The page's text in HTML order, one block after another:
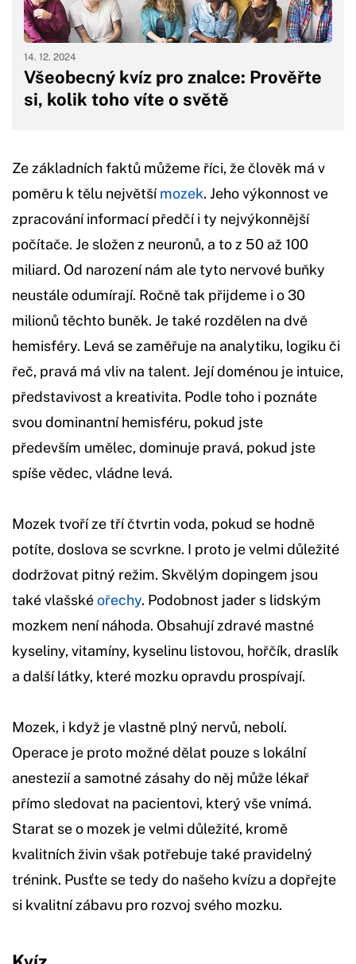
Všeobecný kvíz pro znalce: Prověřte
si, kolik toho víte o světě
14. 12. 2024
Ze základních faktů můžeme říci, že člověk má v
poměru k tělu největšímozek. Jeho výkonnost ve
zpracování informací předčí i ty nejvýkonnější
počítače. Je složen z neuronů, a to z 50 až 100
miliard. Od narození nám ale tyto nervové buňky
neustále odumírají. Ročně tak přijdeme i o 30
milionů těchto buněk. Je také rozdělen na dvě
hemisféry. Levá se zaměřuje na analytiku, logiku či
řeč, pravá má vliv na talent. Její doménou je intuice,
představivost a kreativita. Podle toho i poznáte
svou dominantní hemisféru, pokud jste
především umělec, dominuje pravá, pokud jste
spíše vědec, vládne levá.
Mozek tvoří ze tří čtvrtin voda, pokud se hodně
potíte, doslova se scvrkne. I proto je velmi důležité
dodržovat pitný režim. Skvělým dopingem jsou
také vlašskéořechy. Podobnost jader s lidským
mozkem není náhoda. Obsahují zdravé mastné
kyseliny, vitamíny, kyselinu listovou, hořčík, draslík
a další látky, které mozku opravdu prospívají.
Mozek, i když je vlastně plný nervů, nebolí.
Operace je proto možné dělat pouze s lokální
anestezií a samotné zásahy do něj může lékař
přímo sledovat na pacientovi, který vše vnímá.
Starat se o mozek je velmi důležité, kromě
kvalitních živin však potřebuje také pravidelný
trénink. Pusťte se tedy do našeho kvízu a dopřejte
si kvalitní zábavu pro rozvoj svého mozku.